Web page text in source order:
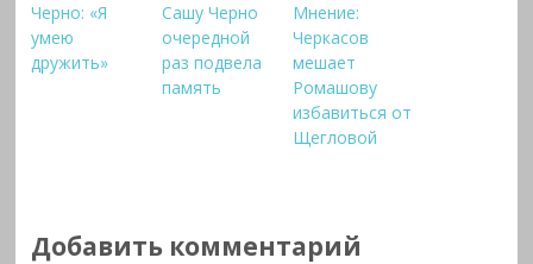
Черно: «Я
умею
дружить»
Сашу Черно
очередной
раз подвела
память
Мнение:
Черкасов
мешает
Ромашову
избавиться от
Щегловой
Добавить комментарий